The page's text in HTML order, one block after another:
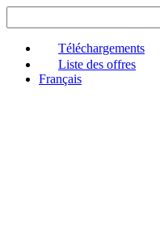
au
Téléchargements
Liste des offres
Français